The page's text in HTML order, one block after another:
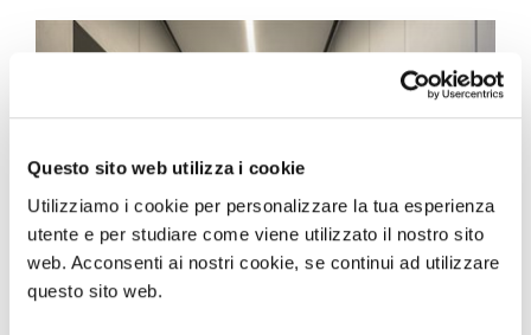
Questo sito web utilizza i cookie
Utilizziamo i cookie per personalizzare la tua esperienza
utente e per studiare come viene utilizzato il nostro sito
web. Acconsenti ai nostri cookie, se continui ad utilizzare
questo sito web.